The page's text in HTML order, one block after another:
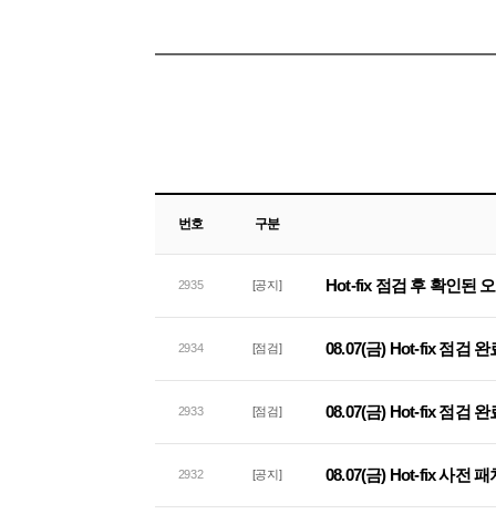
번호 구분
2935 [공지] Hot-fix 점검 후 확인된
2934 [점검] 08.07(금) Hot-fix 점검 완
2933 [점검] 08.07(금) Hot-fix 점검
2932 [공지] 08.07(금) Hot-fix 사전